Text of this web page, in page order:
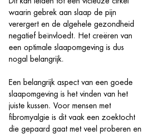
waarin gebrek aan slaap de pijn
verergert en de algehele gezondheid
negatief beïnvloedt. Het creëren van
een optimale slaapomgeving is dus
nogal belangrijk.
Een belangrijk aspect van een goede
slaapomgeving is het vinden van het
juiste kussen. Voor mensen met
fibromyalgie is dit vaak een zoektocht
die gepaard gaat met veel proberen en